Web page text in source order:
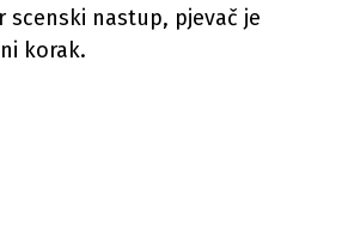
scenski nastup, pjevač je
korak.